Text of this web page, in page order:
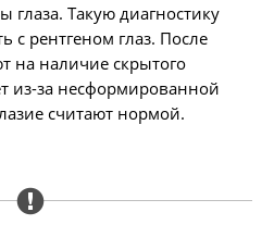
глаза. Такую диагностику
с рентгеном глаз. После
на наличие скрытого
из-за несформированной
считают нормой.